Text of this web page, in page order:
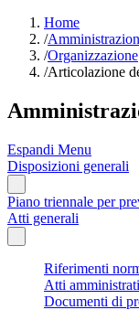
Home
/
/Organizzazione
/Articolazione
Espandi Menu
Disposizioni generali
Piano triennale per
Atti generali
Riferimenti
Atti
Documenti di